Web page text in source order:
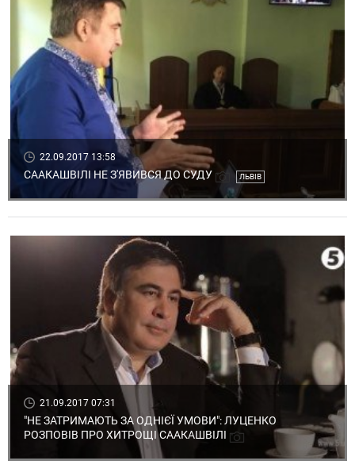
22.09.2017 13:58
СААКАШВІЛІ НЕ З'ЯВИВСЯ ДО СУДУ ЛЬВІВ
21.09.2017 07:31
"НЕ ЗАТРИМАЮТЬ ЗА ОДНІЄЇ УМОВИ": ЛУЦЕНКО
РОЗПОВІВ ПРО ХИТРОЩІ СААКАШВІЛІ